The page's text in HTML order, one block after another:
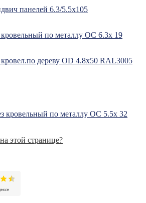
панелей 6.3/5.5х105
по металлу ОС 6.3х 19
дереву OD 4.8х50 RAL3005
кровельный по металлу ОС 5.5х 32
этой странице?